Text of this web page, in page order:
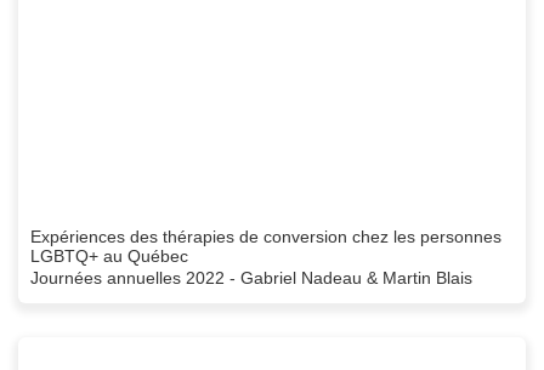
Expériences des thérapies de conversion chez les personnes
LGBTQ+ au Québec
Journées annuelles 2022 - Gabriel Nadeau & Martin Blais